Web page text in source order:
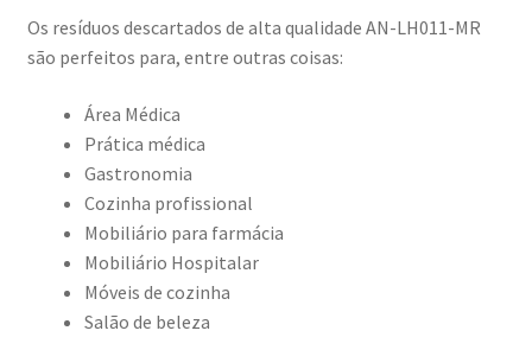
Os resíduos descartados de alta qualidade AN-LH011-MR
são perfeitos para, entre outras coisas:
Área Médica
Prática médica
Gastronomia
Cozinha profissional
Mobiliário para farmácia
Mobiliário Hospitalar
Móveis de cozinha
Salão de beleza